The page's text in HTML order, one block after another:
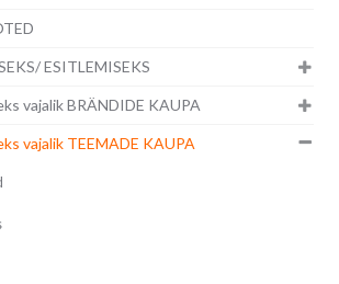
ESITLEMISEKS
vajalik BRÄNDIDE KAUPA
vajalik TEEMADE KAUPA